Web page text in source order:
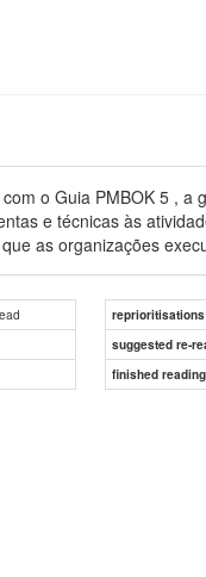
o Guia PMBOK 5 ,
e técnicas às
as organizações
reprioritisations
suggested re-
finished